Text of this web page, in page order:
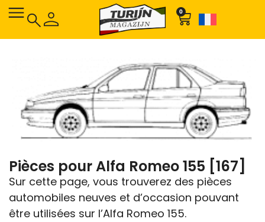
0
Pièces pour Alfa Romeo 155 [167]
Sur cette page, vous trouverez des pièces
automobiles neuves et d’occasion pouvant
être utilisées sur l’Alfa Romeo 155.